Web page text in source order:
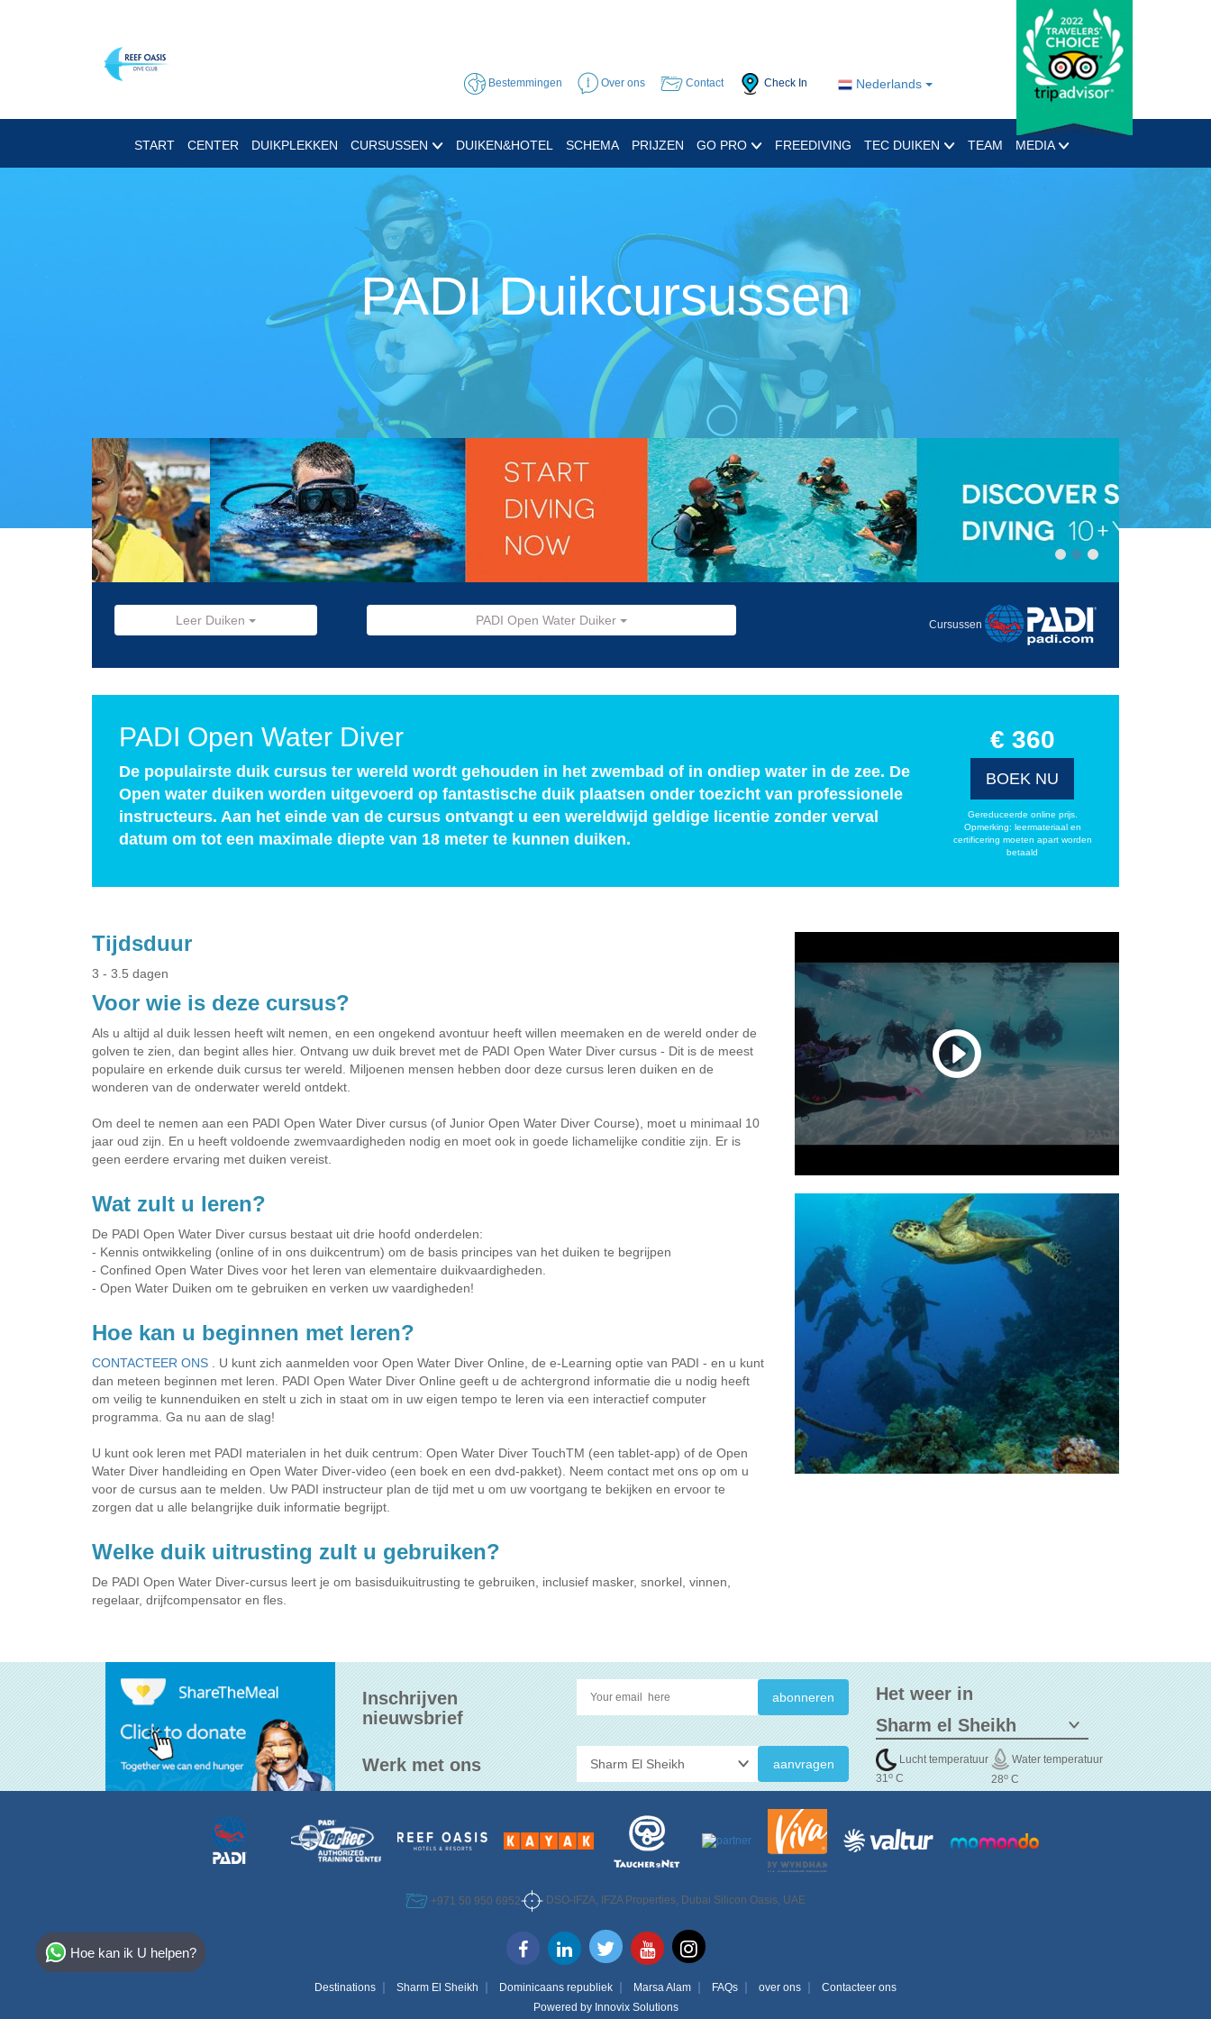
Nederlands
Bestemmingen Over ons Contact Check In
START CENTER DUIKPLEKKEN CURSUSSEN DUIKEN&HOTEL SCHEMA PRIJZEN GO PRO FREEDIVING TEC DUIKEN TEAM MEDIA
PADI Duikcursussen
Leer Duiken PADI Open Water Duiker Cursussen
PADI Open Water Diver
De populairste duik cursus ter wereld wordt gehouden in het zwembad of in ondiep water in de zee. De
Open water duiken worden uitgevoerd op fantastische duik plaatsen onder toezicht van professionele
instructeurs. Aan het einde van de cursus ontvangt u een wereldwijd geldige licentie zonder verval
datum om tot een maximale diepte van 18 meter te kunnen duiken.
€ 360
BOEK NU
Gereduceerde online prijs.
Opmerking: leermateriaal en
certificering moeten apart worden
betaald
Tijdsduur
3 - 3.5 dagen
Voor wie is deze cursus?
Als u altijd al duik lessen heeft wilt nemen, en een ongekend avontuur heeft willen meemaken en de wereld onder de
golven te zien, dan begint alles hier. Ontvang uw duik brevet met de PADI Open Water Diver cursus - Dit is de meest
populaire en erkende duik cursus ter wereld. Miljoenen mensen hebben door deze cursus leren duiken en de
wonderen van de onderwater wereld ontdekt.
Om deel te nemen aan een PADI Open Water Diver cursus (of Junior Open Water Diver Course), moet u minimaal 10
jaar oud zijn. En u heeft voldoende zwemvaardigheden nodig en moet ook in goede lichamelijke conditie zijn. Er is
geen eerdere ervaring met duiken vereist.
Wat zult u leren?
De PADI Open Water Diver cursus bestaat uit drie hoofd onderdelen:
- Kennis ontwikkeling (online of in ons duikcentrum) om de basis principes van het duiken te begrijpen
- Confined Open Water Dives voor het leren van elementaire duikvaardigheden.
- Open Water Duiken om te gebruiken en verken uw vaardigheden!
Hoe kan u beginnen met leren?
CONTACTEER ONS
. U kunt zich aanmelden voor Open Water Diver Online, de e-Learning optie van PADI - en u kunt
dan meteen beginnen met leren. PADI Open Water Diver Online geeft u de achtergrond informatie die u nodig heeft
om veilig te kunnenduiken en stelt u zich in staat om in uw eigen tempo te leren via een interactief computer
programma. Ga nu aan de slag!
U kunt ook leren met PADI materialen in het duik centrum: Open Water Diver TouchTM (een tablet-app) of de Open
Water Diver handleiding en Open Water Diver-video (een boek en een dvd-pakket). Neem contact met ons op om u
voor de cursus aan te melden. Uw PADI instructeur plan de tijd met u om uw voortgang te bekijken en ervoor te
zorgen dat u alle belangrijke duik informatie begrijpt.
Welke duik uitrusting zult u gebruiken?
De PADI Open Water Diver-cursus leert je om basisduikuitrusting te gebruiken, inclusief masker, snorkel, vinnen,
regelaar, drijfcompensator en fles.
Inschrijven
nieuwsbrief
Werk met ons aanvragen
Het weer in
Lucht temperatuur
31o C
Water temperatuur
28oC
+971 50 950 6952 DSO-IFZA, IFZA Properties, Dubai Silicon Oasis, UAE
Destinations Sharm El Sheikh Dominicaans republiek Marsa Alam FAQs over ons
Contacteer ons
Powered by Innovix Solutions
Hoe kan ik U helpen?
Select Destination